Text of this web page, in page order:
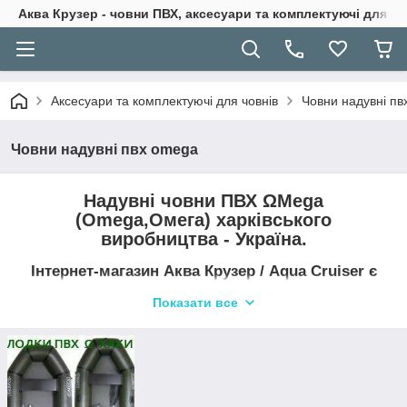
Аква Крузер - човни ПВХ, аксесуари та комплектуючі для
Аксесуари та комплектуючі для човнів Човни надувні
Човни надувні пвх omega
Надувні човни ПВХ ΩMega
(Omega,Омега) харківського
виробництва - Україна.
Інтернет-магазин Аква Крузер / Aqua Cruiser є
інтернеті.
новинками човнів ПВХ OMega, розробленими для риболовлі,
полювання, спорту та відпочинку на воді і дізнатися їх
технічні особливості, але і замовити індивідуальний тюнінг
для себе відразу на заводі-виготовлювачі в найкоротші
Показати все